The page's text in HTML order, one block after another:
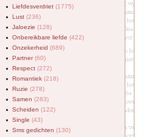
Liefdesverdriet (1775)
Lust (236)
Jaloezie (128)
Onbereikbare liefde (422)
Onzekerheid (689)
Partner(60)
Respect (272)
Romantiek (218)
Ruzie (278)
Samen (283)
Scheiden (122)
Single (43)
Sms gedichten (130)